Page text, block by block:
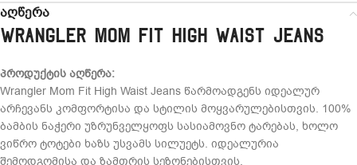
აღწერა
Wrangler Mom Fit High Waist Jeans
პროდუქტის აღწერა:
Wrangler Mom Fit High Waist Jeans წარმოადგენს იდეალურ
არჩევანს კომფორტისა და სტილის მოყვარულებისთვის. 100%
ბამბის ნაჭერი უზრუნველყოფს სასიამოვნო ტარებას, ხოლო
ვიწრო ტოტები ხაზს უსვამს სილუეტს. იდეალურია
შემოდგომისა და ზამთრის სეზონებისთვის.